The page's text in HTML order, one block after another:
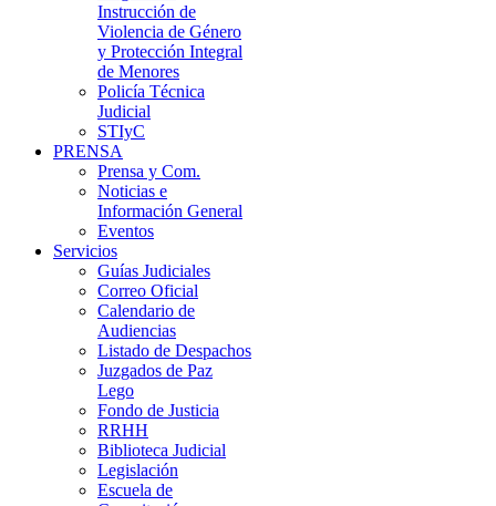
Instrucción de
Violencia de Género
y Protección Integral
de Menores
Policía Técnica
Judicial
STIyC
PRENSA
Prensa y Com.
Noticias e
Información General
Eventos
Servicios
Guías Judiciales
Correo Oficial
Calendario de
Audiencias
Listado de Despachos
Juzgados de Paz
Lego
Fondo de Justicia
RRHH
Biblioteca Judicial
Legislación
Escuela de